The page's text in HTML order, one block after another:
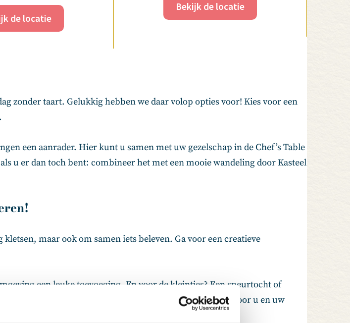
de locatie
Bekijk de locatie
zonder taart. Gelukkig hebben we daar volop opties voor! Kies voor een
een aanrader. Hier kunt u samen met uw gezelschap in de Chef’s Table
u er dan toch bent: combineer het met een mooie wandeling door Kasteel
maar ook om samen iets beleven. Ga voor een creatieve
een leuke toevoeging. En voor de kleintjes? Een speurtocht of
partners die leuke activiteiten kunnen verzorgen voor u en uw